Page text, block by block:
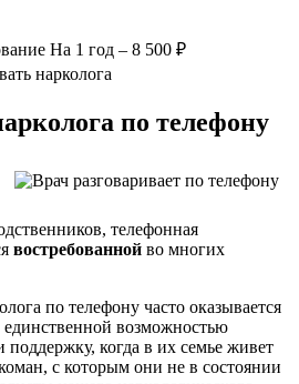
На 1 год – 8 500 ₽
нарколога
по телефону
телефонная
востребованной во многих
по телефону часто оказывается
единственной возможностью
когда в их семье живет
с которым они не в состоянии